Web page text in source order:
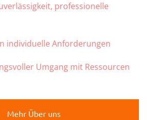
professionelle
individuelle Anforderungen
Umgang mit Ressourcen
Mehr Über uns